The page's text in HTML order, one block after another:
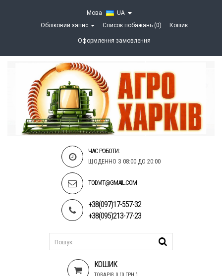
Мова
UA
Обліковий запис
Список побажань (0) Кошик
Оформлення замовлення
ЧАС РОБОТИ:
ЩОДЕННО З 08:00 ДО 20:00
TOD.VIT@GMAIL.COM
+38(097)17-557-32
+38(095)213-77-23
КОШИК